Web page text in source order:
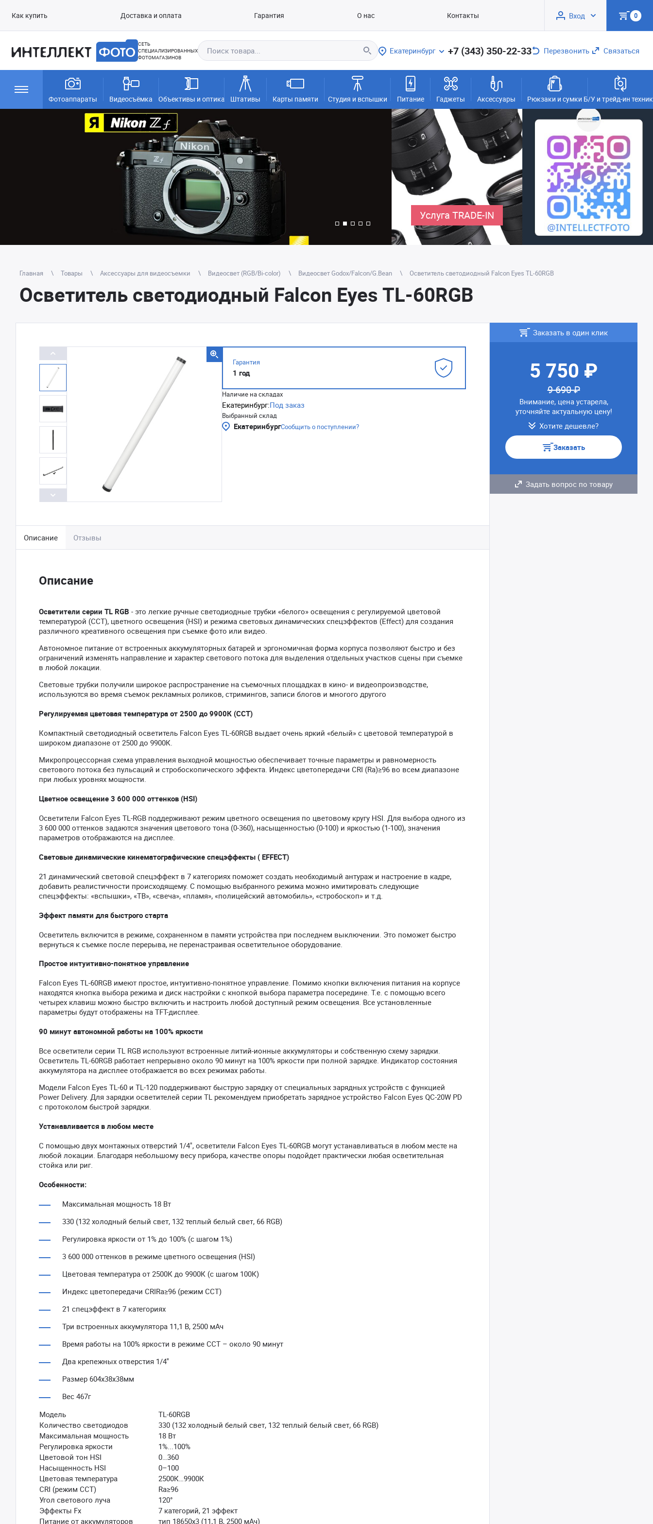
Как купить Доставка и оплата Гарантия О нас Контакты Вход 0
СЕТЬ
СПЕЦИАЛИЗИРОВАННЫХ
ФОТОМАГАЗИНОВ
Екатеринбург +7 (343) 350-22-33 Перезвонить Связаться
Фотоаппараты Видеосъёмка Объективы и оптика Штативы Карты памяти Студия и вспышки Питание Гаджеты Аксессуары Рюкзаки и сумки Б/У и трейд-ин
Услуга TRADE-IN
Главная Товары Аксессуары для видеосъемки Видеосвет (RGB/Bi-color) Видеосвет Godox/Falcon/G.Bean Осветитель светодиодный Falcon Eyes TL-60RGB
Осветитель светодиодный Falcon Eyes TL-60RGB
Гарантия
1 год
Наличие на складах
Екатеринбург:Под заказ
Выбранный склад
ЕкатеринбургСообщить о поступлении?
Описание Отзывы
Описание
Осветители серии TL RGB - это легкие ручные светодиодные трубки «белого» освещения с регулируемой цветовой
температурой (CCT), цветного освещения (HSI) и режима световых динамических спецэффектов (Effect) для создания
различного креативного освещения при съемке фото или видео.
Автономное питание от встроенных аккумуляторных батарей и эргономичная форма корпуса позволяют быстро и без
ограничений изменять направление и характер светового потока для выделения отдельных участков сцены при съемке
в любой локации.
Световые трубки получили широкое распространение на съемочных площадках в кино- и видеопроизводстве,
используются во время съемок рекламных роликов, стримингов, записи блогов и многого другого
Регулируемая цветовая температура от 2500 до 9900К (ССТ)
Компактный светодиодный осветитель Falcon Eyes TL-60RGB выдает очень яркий «белый» с цветовой температурой в
широком диапазоне от 2500 до 9900К.
Микропроцессорная схема управления выходной мощностью обеспечивает точные параметры и равномерность
светового потока без пульсаций и стробоскопического эффекта. Индекс цветопередачи CRI (Ra)≥96 во всем диапазоне
при любых уровнях мощности.
Цветное освещение 3 600 000 оттенков (HSI)
Осветители Falcon Eyes TL-RGB поддерживают режим цветного освещения по цветовому кругу HSI. Для выбора одного из
3 600 000 оттенков задаются значения цветового тона (0-360), насыщенностью (0-100) и яркостью (1-100), значения
параметров отображаются на дисплее.
Световые динамические кинематографические спецэффекты ( EFFECT)
21 динамический световой спецэффект в 7 категориях поможет создать необходимый антураж и настроение в кадре,
добавить реалистичности происходящему. С помощью выбранного режима можно имитировать следующие
спецэффекты: «вспышки», «ТВ», «свеча», «пламя», «полицейский автомобиль», «стробоскоп» и т.д.
Эффект памяти для быстрого старта
Осветитель включится в режиме, сохраненном в памяти устройства при последнем выключении. Это поможет быстро
вернуться к съемке после перерыва, не перенастраивая осветительное оборудование.
Простое интуитивно-понятное управление
Falcon Eyes TL-60RGB имеют простое, интуитивно-понятное управление. Помимо кнопки включения питания на корпусе
находятся кнопка выбора режима и диск настройки с кнопкой выбора параметра посередине. Т.е. с помощью всего
четырех клавиш можно быстро включить и настроить любой доступный режим освещения. Все установленные
параметры будут отображены на TFT-дисплее.
90 минут автономной работы на 100% яркости
Все осветители серии TL RGB используют встроенные литий-ионные аккумуляторы и собственную схему зарядки.
Осветитель TL-60RGB работает непрерывно около 90 минут на 100% яркости при полной зарядке. Индикатор состояния
аккумулятора на дисплее отображается во всех режимах работы.
Модели Falcon Eyes TL-60 и TL-120 поддерживают быструю зарядку от специальных зарядных устройств с функцией
Power Delivery. Для зарядки осветителей серии TL рекомендуем приобретать зарядное устройство Falcon Eyes QC-20W PD
с протоколом быстрой зарядки.
Устанавливается в любом месте
С помощью двух монтажных отверстий 1/4", осветители Falcon Eyes TL-60RGB могут устанавливаться в любом месте на
любой локации. Благодаря небольшому весу прибора, качестве опоры подойдет практически любая осветительная
стойка или риг.
Особенности:
Максимальная мощность 18 Вт
330 (132 холодный белый свет, 132 теплый белый свет, 66 RGB)
Регулировка яркости от 1% до 100% (с шагом 1%)
3 600 000 оттенков в режиме цветного освещения (HSI)
Цветовая температура от 2500К до 9900К (с шагом 100К)
Индекс цветопередачи CRIRa≥96 (режим ССТ)
21 спецэффект в 7 категориях
Три встроенных аккумулятора 11,1 В, 2500 мАч
Время работы на 100% яркости в режиме ССТ – около 90 минут
Два крепежных отверстия 1/4''
Размер 604х38х38мм
Вес 467г
Модель
TL-60RGB
Количество светодиодов
330 (132 холодный белый свет, 132 теплый белый свет, 66 RGB)
Максимальная мощность
18 Вт
Регулировка яркости
1%...100%
Цветовой тон HSI
0…360
Насыщенность HSI
0–100
Цветовая температура
2500К…9900К
CRI (режим ССТ)
Ra≥96
Угол светового луча
120°
Эффекты Fx
7 категорий, 21 эффект
Питание от аккумуляторов
тип 18650х3 (11,1 В, 2500 мАч)
Заказать в один клик
5 750 ₽
9 690 ₽
Внимание, цена устарела,
уточняйте актуальную цену!
Хотите дешевле?
Заказать
Задать вопрос по товару